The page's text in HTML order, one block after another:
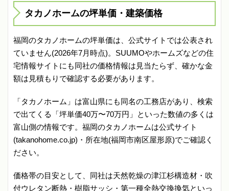
タカノホームの坪単価・建築価格
福岡のタカノホームの坪単価は、公式サイトでは公表され
ていません(2026年7月時点)。SUUMOやホームズなどの住
宅情報サイトにも同社の価格情報は見当たらず、確かな金
額は見積もりで確認する必要があります。
「タカノホーム」は富山県にも同名の工務店があり、検索
で出てくる「坪単価40万〜70万円」といった数値の多くは
富山側の情報です。福岡のタカノホームは公式サイト
(takanohome.co.jp)・所在地(福岡市南区屋形原)でご確認く
ださい。
価格帯の目安として、同社は天然乾燥の津江杉構造材・吹
付ウレタン断熱・樹脂サッシ・第一種全熱交換換気といっ